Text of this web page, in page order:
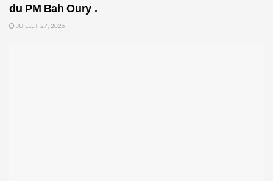
du PM Bah Oury .
JUILLET 27, 2026